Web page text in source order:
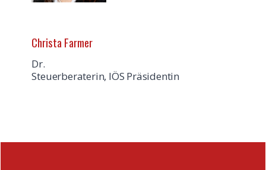
Christa Farmer
Dr.
Steuerberaterin, IÖS Präsidentin